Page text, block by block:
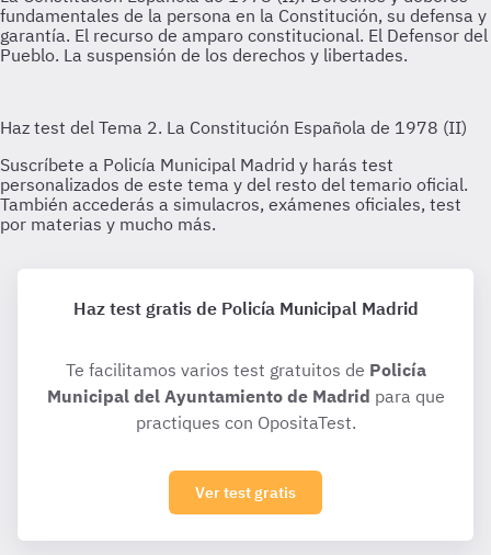
Haz test gratis de Policía Municipal Madrid
Te facilitamos varios test gratuitos de Policía
Municipal del Ayuntamiento de Madrid para que
practiques con OpositaTest.
Ver test gratis